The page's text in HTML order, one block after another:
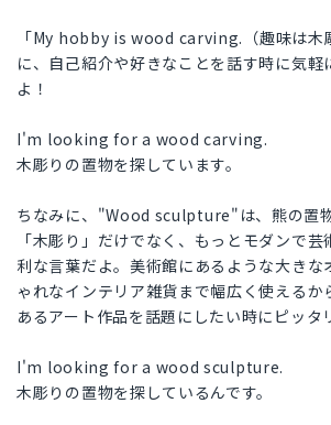
「My hobby is wood carving.（趣味は木
に、自己紹介や好きなことを話す時に気軽
よ！
I'm looking for a wood carving.
木彫りの置物を探しています。
ちなみに、"Wood sculpture"は、熊の置
「木彫り」だけでなく、もっとモダンで
利な言葉だよ。美術館にあるような大きな
ゃれなインテリア雑貨まで幅広く使えるか
あるアート作品を話題にしたい時にピッタ
I'm looking for a wood sculpture.
木彫りの置物を探しているんです。